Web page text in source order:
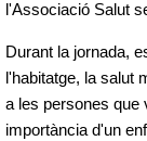
l'Associació Salut
Durant la jornada,
l'habitatge, la salut
a les persones que
importància d'un